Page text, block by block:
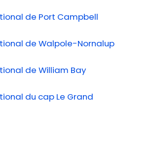
de Port Campbell
de Walpole-Nornalup
de William Bay
du cap Le Grand